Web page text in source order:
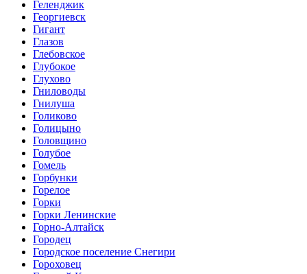
Геленджик
Георгиевск
Гигант
Глазов
Глебовское
Глубокое
Глухово
Гниловоды
Гнилуша
Голиково
Голицыно
Головщино
Голубое
Гомель
Горбунки
Горелое
Горки
Горки Ленинские
Горно-Алтайск
Городец
Городское поселение Снегири
Гороховец